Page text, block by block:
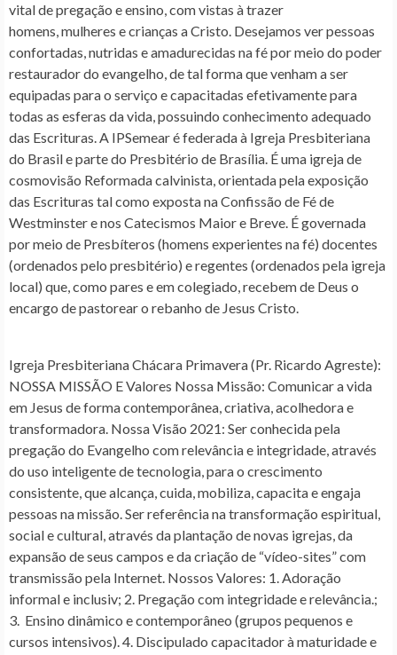
vital de pregação e ensino, com vistas à trazer
homens, mulheres e crianças a Cristo. Desejamos ver pessoas
confortadas, nutridas e amadurecidas na fé por meio do poder
restaurador do evangelho, de tal forma que venham a ser
equipadas para o serviço e capacitadas efetivamente para
todas as esferas da vida, possuindo conhecimento adequado
das Escrituras. A IPSemear é federada à Igreja Presbiteriana
do Brasil e parte do Presbitério de Brasília. É uma igreja de
cosmovisão Reformada calvinista, orientada pela exposição
das Escrituras tal como exposta na Confissão de Fé de
Westminster e nos Catecismos Maior e Breve. É governada
por meio de Presbíteros (homens experientes na fé) docentes
(ordenados pelo presbitério) e regentes (ordenados pela igreja
local) que, como pares e em colegiado, recebem de Deus o
encargo de pastorear o rebanho de Jesus Cristo.
Igreja Presbiteriana Chácara Primavera (Pr. Ricardo Agreste):
NOSSA MISSÃO E Valores Nossa Missão: Comunicar a vida
em Jesus de forma contemporânea, criativa, acolhedora e
transformadora. Nossa Visão 2021: Ser conhecida pela
pregação do Evangelho com relevância e integridade, através
do uso inteligente de tecnologia, para o crescimento
consistente, que alcança, cuida, mobiliza, capacita e engaja
pessoas na missão. Ser referência na transformação espiritual,
social e cultural, através da plantação de novas igrejas, da
expansão de seus campos e da criação de “vídeo-sites” com
transmissão pela Internet. Nossos Valores: 1. Adoração
informal e inclusiv; 2. Pregação com integridade e relevância.;
3. Ensino dinâmico e contemporâneo (grupos pequenos e
cursos intensivos). 4. Discipulado capacitador à maturidade e